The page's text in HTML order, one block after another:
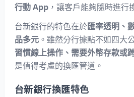
行動 App ，讓客戶能夠隨時進行
台新銀行的特色在於匯率透明、
品多元 。雖然分行據點不如四大
習慣線上操作、需要外幣存款或
是值得考慮的換匯管道。
台新銀行換匯特色